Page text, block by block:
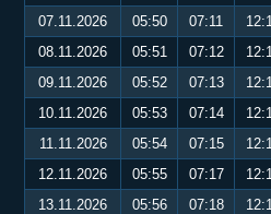
07.11.2026
05:50 07:11
08.11.2026
05:51 07:12
09.11.2026
05:52 07:13
10.11.2026
05:53 07:14
11.11.2026
05:54 07:15
12.11.2026
05:55 07:17
13.11.2026
05:56 07:18